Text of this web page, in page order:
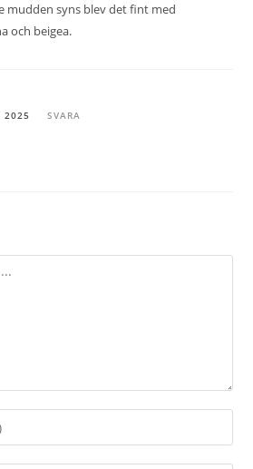
mudden syns blev det fint med
och beigea.
2025 SVARA